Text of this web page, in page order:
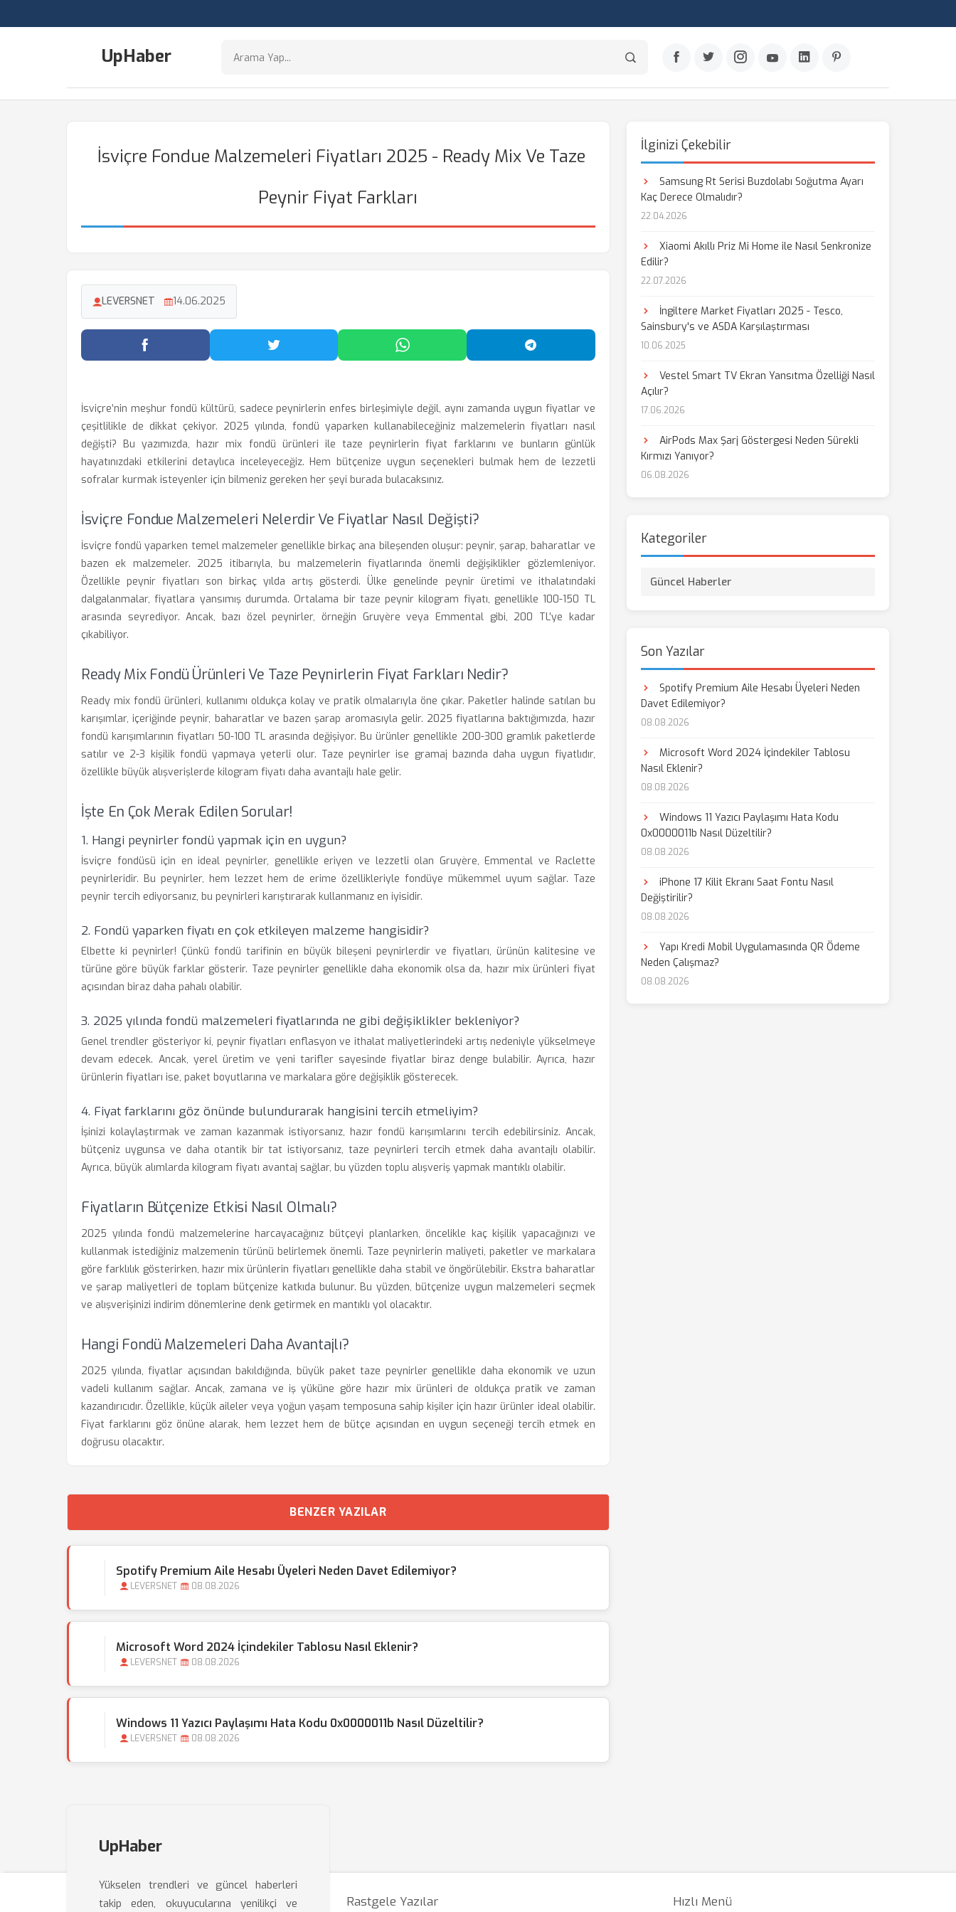
UpHaber
İsviçre Fondue Malzemeleri Fiyatları 2025 - Ready Mix Ve Taze
Peynir Fiyat Farkları
LEVERSNET 14.06.2025
Facebook'ta Paylaş Twitter'da Paylaş WhatsApp'ta Paylaş Telegram'da Paylaş
İsviçre’nin meşhur fondü kültürü, sadece peynirlerin enfes birleşimiyle değil, aynı zamanda uygun fiyatlar ve
çeşitlilikle de dikkat çekiyor. 2025 yılında, fondü yaparken kullanabileceğiniz malzemelerin fiyatları nasıl
değişti? Bu yazımızda, hazır mix fondü ürünleri ile taze peynirlerin fiyat farklarını ve bunların günlük
hayatınızdaki etkilerini detaylıca inceleyeceğiz. Hem bütçenize uygun seçenekleri bulmak hem de lezzetli
sofralar kurmak isteyenler için bilmeniz gereken her şeyi burada bulacaksınız.
İsviçre Fondue Malzemeleri Nelerdir Ve Fiyatlar Nasıl Değişti?
İsviçre fondü yaparken temel malzemeler genellikle birkaç ana bileşenden oluşur: peynir, şarap, baharatlar ve
bazen ek malzemeler. 2025 itibarıyla, bu malzemelerin fiyatlarında önemli değişiklikler gözlemleniyor.
Özellikle peynir fiyatları son birkaç yılda artış gösterdi. Ülke genelinde peynir üretimi ve ithalatındaki
dalgalanmalar, fiyatlara yansımış durumda. Ortalama bir taze peynir kilogram fiyatı, genellikle 100-150 TL
arasında seyrediyor. Ancak, bazı özel peynirler, örneğin Gruyère veya Emmental gibi, 200 TL’ye kadar
çıkabiliyor.
Ready Mix Fondü Ürünleri Ve Taze Peynirlerin Fiyat Farkları Nedir?
Ready mix fondü ürünleri, kullanımı oldukça kolay ve pratik olmalarıyla öne çıkar. Paketler halinde satılan bu
karışımlar, içeriğinde peynir, baharatlar ve bazen şarap aromasıyla gelir. 2025 fiyatlarına baktığımızda, hazır
fondü karışımlarının fiyatları 50-100 TL arasında değişiyor. Bu ürünler genellikle 200-300 gramlık paketlerde
satılır ve 2-3 kişilik fondü yapmaya yeterli olur. Taze peynirler ise gramaj bazında daha uygun fiyatlıdır,
özellikle büyük alışverişlerde kilogram fiyatı daha avantajlı hale gelir.
İşte En Çok Merak Edilen Sorular!
1. Hangi peynirler fondü yapmak için en uygun?
İsviçre fondüsü için en ideal peynirler, genellikle eriyen ve lezzetli olan Gruyère, Emmental ve Raclette
peynirleridir. Bu peynirler, hem lezzet hem de erime özellikleriyle fondüye mükemmel uyum sağlar. Taze
peynir tercih ediyorsanız, bu peynirleri karıştırarak kullanmanız en iyisidir.
2. Fondü yaparken fiyatı en çok etkileyen malzeme hangisidir?
Elbette ki peynirler! Çünkü fondü tarifinin en büyük bileşeni peynirlerdir ve fiyatları, ürünün kalitesine ve
türüne göre büyük farklar gösterir. Taze peynirler genellikle daha ekonomik olsa da, hazır mix ürünleri fiyat
açısından biraz daha pahalı olabilir.
3. 2025 yılında fondü malzemeleri fiyatlarında ne gibi değişiklikler bekleniyor?
Genel trendler gösteriyor ki, peynir fiyatları enflasyon ve ithalat maliyetlerindeki artış nedeniyle yükselmeye
devam edecek. Ancak, yerel üretim ve yeni tarifler sayesinde fiyatlar biraz denge bulabilir. Ayrıca, hazır
ürünlerin fiyatları ise, paket boyutlarına ve markalara göre değişiklik gösterecek.
4. Fiyat farklarını göz önünde bulundurarak hangisini tercih etmeliyim?
İşinizi kolaylaştırmak ve zaman kazanmak istiyorsanız, hazır fondü karışımlarını tercih edebilirsiniz. Ancak,
bütçeniz uygunsa ve daha otantik bir tat istiyorsanız, taze peynirleri tercih etmek daha avantajlı olabilir.
Ayrıca, büyük alımlarda kilogram fiyatı avantaj sağlar, bu yüzden toplu alışveriş yapmak mantıklı olabilir.
Fiyatların Bütçenize Etkisi Nasıl Olmalı?
2025 yılında fondü malzemelerine harcayacağınız bütçeyi planlarken, öncelikle kaç kişilik yapacağınızı ve
kullanmak istediğiniz malzemenin türünü belirlemek önemli. Taze peynirlerin maliyeti, paketler ve markalara
göre farklılık gösterirken, hazır mix ürünlerin fiyatları genellikle daha stabil ve öngörülebilir. Ekstra baharatlar
ve şarap maliyetleri de toplam bütçenize katkıda bulunur. Bu yüzden, bütçenize uygun malzemeleri seçmek
ve alışverişinizi indirim dönemlerine denk getirmek en mantıklı yol olacaktır.
Hangi Fondü Malzemeleri Daha Avantajlı?
2025 yılında, fiyatlar açısından bakıldığında, büyük paket taze peynirler genellikle daha ekonomik ve uzun
vadeli kullanım sağlar. Ancak, zamana ve iş yüküne göre hazır mix ürünleri de oldukça pratik ve zaman
kazandırıcıdır. Özellikle, küçük aileler veya yoğun yaşam temposuna sahip kişiler için hazır ürünler ideal olabilir.
Fiyat farklarını göz önüne alarak, hem lezzet hem de bütçe açısından en uygun seçeneği tercih etmek en
doğrusu olacaktır.
BENZER YAZILAR
Spotify Premium Aile Hesabı Üyeleri Neden Davet Edilemiyor?
LEVERSNET 08.08.2026
Microsoft Word 2024 İçindekiler Tablosu Nasıl Eklenir?
LEVERSNET 08.08.2026
Windows 11 Yazıcı Paylaşımı Hata Kodu 0x0000011b Nasıl Düzeltilir?
LEVERSNET 08.08.2026
İlginizi Çekebilir
Samsung Rt Serisi Buzdolabı Soğutma Ayarı
Kaç Derece Olmalıdır?
22.04.2026
Xiaomi Akıllı Priz Mi Home ile Nasıl Senkronize
Edilir?
22.07.2026
İngiltere Market Fiyatları 2025 - Tesco,
Sainsbury's ve ASDA Karşılaştırması
10.06.2025
Vestel Smart TV Ekran Yansıtma Özelliği Nasıl
Açılır?
17.06.2026
AirPods Max Şarj Göstergesi Neden Sürekli
Kırmızı Yanıyor?
06.08.2026
Kategoriler
Güncel Haberler
Son Yazılar
Spotify Premium Aile Hesabı Üyeleri Neden
Davet Edilemiyor?
08.08.2026
Microsoft Word 2024 İçindekiler Tablosu
Nasıl Eklenir?
08.08.2026
Windows 11 Yazıcı Paylaşımı Hata Kodu
0x0000011b Nasıl Düzeltilir?
08.08.2026
iPhone 17 Kilit Ekranı Saat Fontu Nasıl
Değiştirilir?
08.08.2026
Yapı Kredi Mobil Uygulamasında QR Ödeme
Neden Çalışmaz?
08.08.2026
UpHaber
Yükselen trendleri ve güncel haberleri
takip eden, okuyucularına yenilikçi ve
Rastgele Yazılar Hızlı Menü